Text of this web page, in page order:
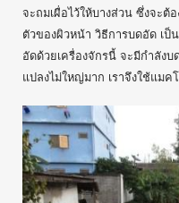
จะถมเผื่อไว้ให้บางส่วน ซึ่งจะต้
ตัวของผิวหน้า วิธีการบดอัด เ
อัดด้วยเครื่องจักรนี้ จะมีกำลัง
แปลงไม่ใหญ่มาก เราจึงใช้แมค